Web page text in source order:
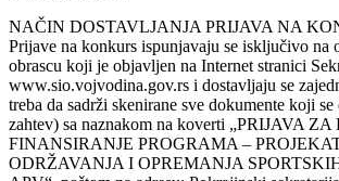
NAČIN DOSTAVLJANJA PRIJAVA NA
Prijave na konkurs ispunjavaju se isključivo na
obrascu koji je objavljen na Internet stranici
www.sio.vojvodina.gov.rs i dostavljaju se
treba da sadrži skenirane sve dokumente koji
zahtev) sa naznakom na koverti „PRIJAVA
FINANSIRANJE PROGRAMA –
ODRŽAVANJA I OPREMANJA